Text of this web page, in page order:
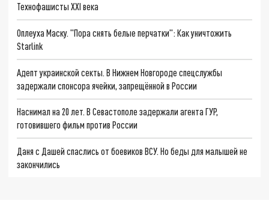
Технофашисты XXI века
Оплеуха Маску. "Пора снять белые перчатки": Как уничтожить
Starlink
Адепт украинской секты. В Нижнем Новгороде спецслужбы
задержали спонсора ячейки, запрещённой в России
Наснимал на 20 лет. В Севастополе задержали агента ГУР,
готовившего фильм против России
Даня с Дашей спаслись от боевиков ВСУ. Но беды для малышей не
закончились